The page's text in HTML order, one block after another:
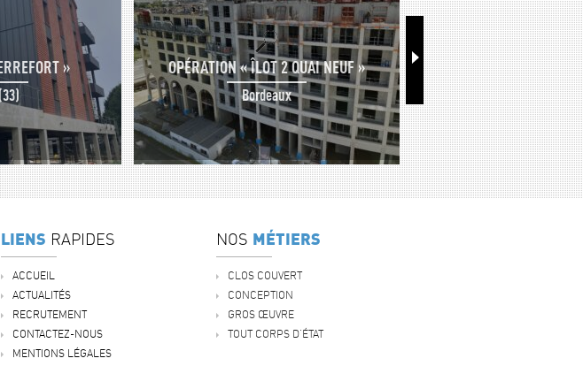
» OPÉRATION « ÎLOT 2 QUAI NEUF »
Bordeaux
RÉHABILITATION D'UN
MAISON DE
Podensac
LIENS RAPIDES
ACCUEIL
ACTUALITÉS
RECRUTEMENT
CONTACTEZ-NOUS
MENTIONS LÉGALES
NOS MÉTIERS
CLOS COUVERT
CONCEPTION
GROS ŒUVRE
TOUT CORPS D'ÉTAT